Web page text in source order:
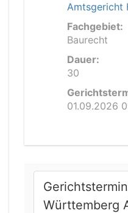
Amtsgericht
Fachgebiet:
Baurecht
Dauer:
30
01.09.2026
Württemberg